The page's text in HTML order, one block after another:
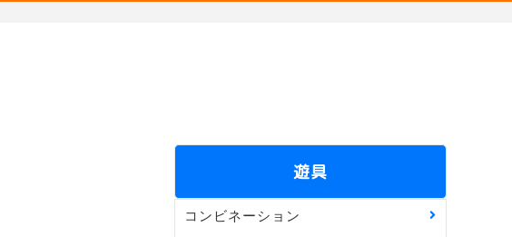
遊具
コンビネーション